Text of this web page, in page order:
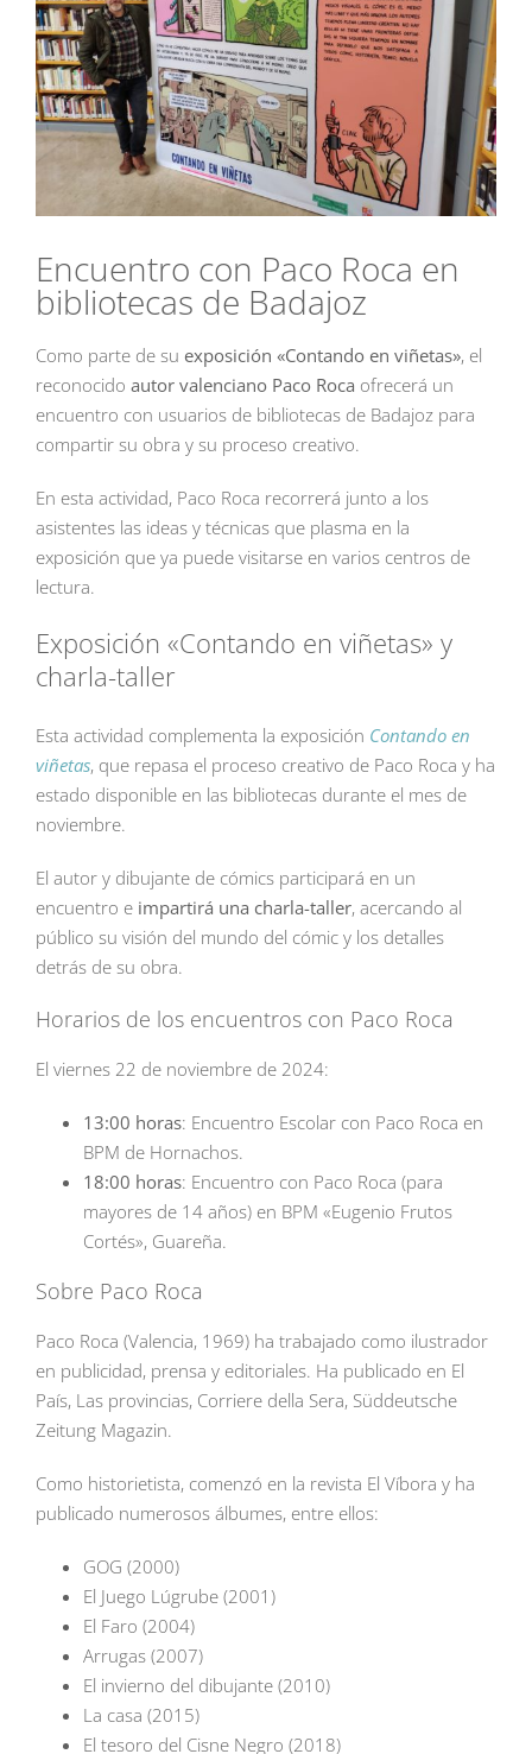
Encuentro con Paco Roca en
bibliotecas de Badajoz
Como parte de su exposición «Contando en viñetas», el
reconocido autor valenciano Paco Roca ofrecerá un
encuentro con usuarios de bibliotecas de Badajoz para
compartir su obra y su proceso creativo.
En esta actividad, Paco Roca recorrerá junto a los
asistentes las ideas y técnicas que plasma en la
exposición que ya puede visitarse en varios centros de
lectura.
Exposición «Contando en viñetas» y
charla-taller
Esta actividad complementa la exposición Contando en
viñetas, que repasa el proceso creativo de Paco Roca y ha
estado disponible en las bibliotecas durante el mes de
noviembre.
El autor y dibujante de cómics participará en un
encuentro e impartirá una charla-taller, acercando al
público su visión del mundo del cómic y los detalles
detrás de su obra.
Horarios de los encuentros con Paco Roca
El viernes 22 de noviembre de 2024:
13:00 horas: Encuentro Escolar con Paco Roca en
BPM de Hornachos.
18:00 horas: Encuentro con Paco Roca (para
mayores de 14 años) en BPM «Eugenio Frutos
Cortés», Guareña.
Sobre Paco Roca
Paco Roca (Valencia, 1969) ha trabajado como ilustrador
en publicidad, prensa y editoriales. Ha publicado en El
País, Las provincias, Corriere della Sera, Süddeutsche
Zeitung Magazin.
Como historietista, comenzó en la revista El Víbora y ha
publicado numerosos álbumes, entre ellos:
GOG (2000)
El Juego Lúgrube (2001)
El Faro (2004)
Arrugas (2007)
El invierno del dibujante (2010)
La casa (2015)
El tesoro del Cisne Negro (2018)